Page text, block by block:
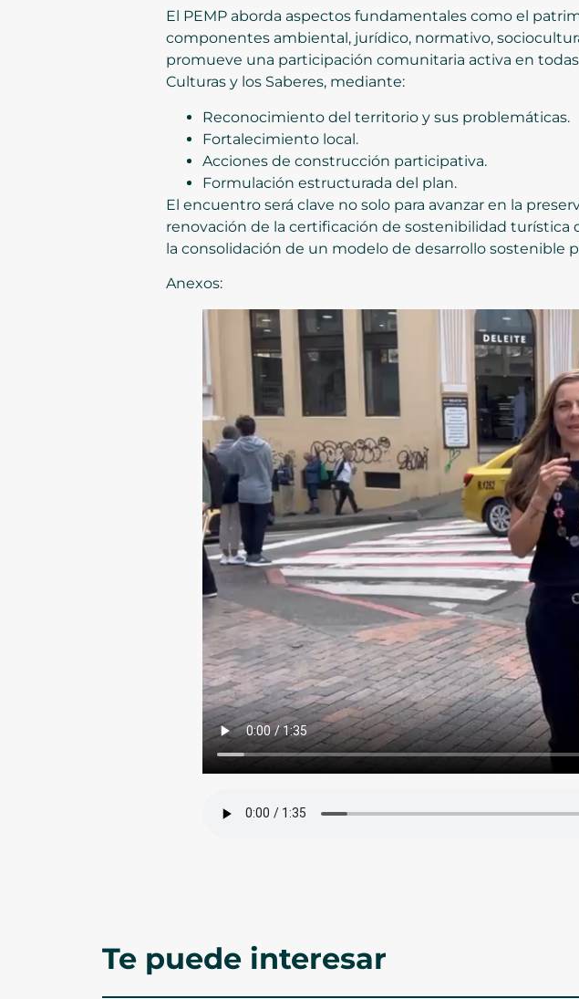
El PEMP aborda aspectos fundamentales como el
componentes ambiental, jurídico, normativo,
promueve una participación comunitaria activa en
Culturas y los Saberes, mediante:
Reconocimiento del territorio y sus problemáticas.
Fortalecimiento local.
Acciones de construcción participativa.
Formulación estructurada del plan.
El encuentro será clave no solo para avanzar en la
renovación de la certificación de sostenibilidad turística
la consolidación de un modelo de desarrollo sostenible
Anexos:
Te puede interesar